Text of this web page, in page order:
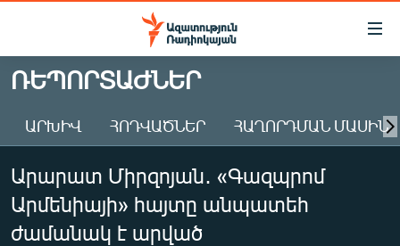
Մատչելիության
Անցնել
հիմնական
Անցնել
հիմնական
մենյուին
Որոնում
ԱԶԱՏՈՒԹՅՈՒՆ TV
ՀԱՅԱՍՏԱՆ
ԸՆՏՐՈՒԹՅՈՒՆՆԵՐ 2026
ԻՐԱՎՈՒՆՔ
ՌԵՊՈՐՏԱԺՆԵՐ
ԱՐԽԻՎ ՀՈԴՎԱԾՆԵՐ ՀԱՂՈՐԴՄԱՆ ՄԱՍԻՆ
Արարատ Միրզոյան․ «Գազպրոմ
Արմենիայի» հայտը անպատեհ
ժամանակ է արված